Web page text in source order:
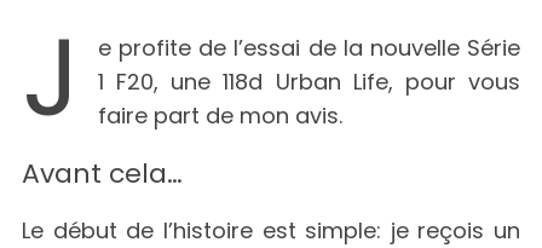
J
e profite de l’essai de la nouvelle Série
1 F20, une 118d Urban Life, pour vous
faire part de mon avis.
Avant cela…
Le début de l’histoire est simple: je reçois un